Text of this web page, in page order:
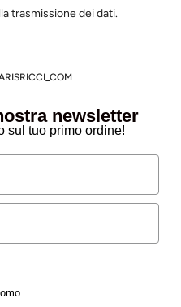
trasmissione dei dati.
newsletter
sul tuo primo ordine!